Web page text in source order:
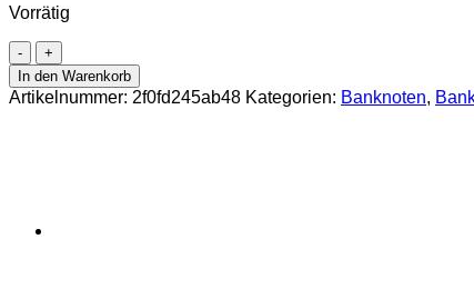
Vorrätig
Guinea
-
10.000
Francs
In den Warenkorb
Artikelnummer: 2f0fd245ab48 Kategorien: Banknoten,